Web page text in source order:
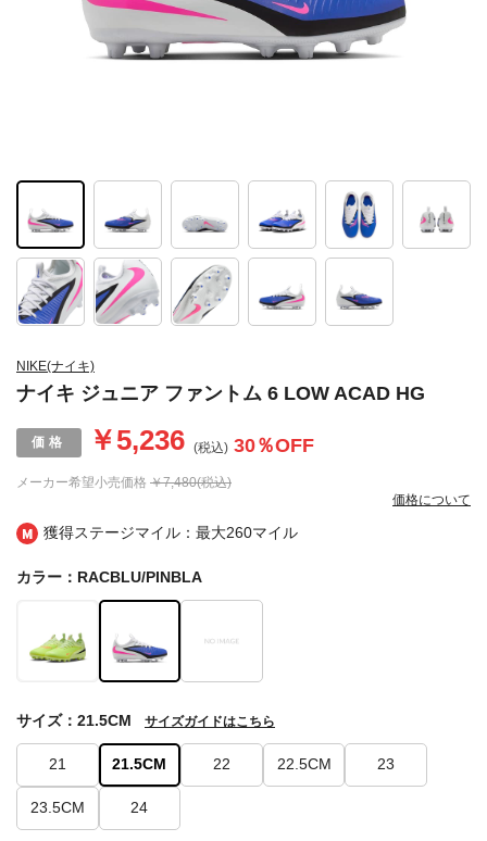
獲得ステージマイル：最大260マイル
NIKE(ナイキ)
ナイキ ジュニア ファントム 6 LOW ACAD HG
メーカー希望小売価格 ￥7,480(税込)
￥5,236 (税込) 30％OFF
価格について
カラー：RACBLU/PINBLA
21 21.5CM 22 22.5CM 23
23.5CM 24
サイズ：21.5CM サイズガイドはこちら